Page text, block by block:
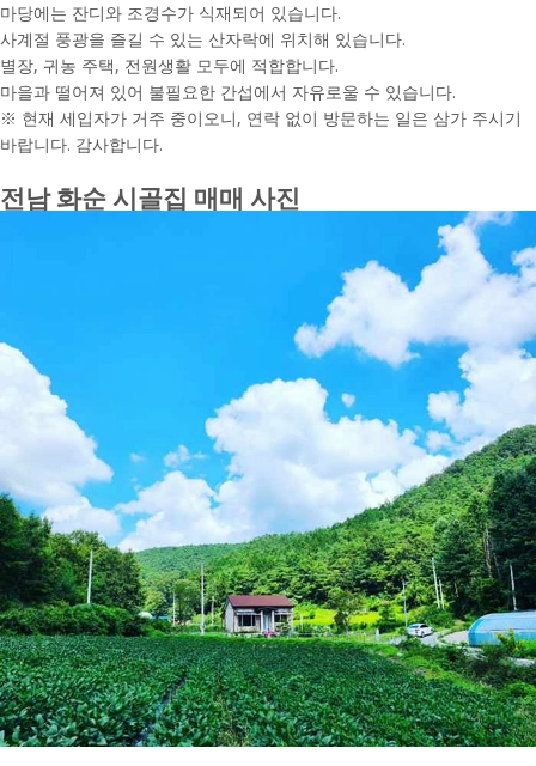
마당에는 잔디와 조경수가 식재되어 있습니다.
사계절 풍광을 즐길 수 있는 산자락에 위치해 있습니다.
별장, 귀농 주택, 전원생활 모두에 적합합니다.
마을과 떨어져 있어 불필요한 간섭에서 자유로울 수 있습니다.
※ 현재 세입자가 거주 중이오니, 연락 없이 방문하는 일은 삼가 주시기
바랍니다. 감사합니다.
전남 화순 시골집 매매 사진